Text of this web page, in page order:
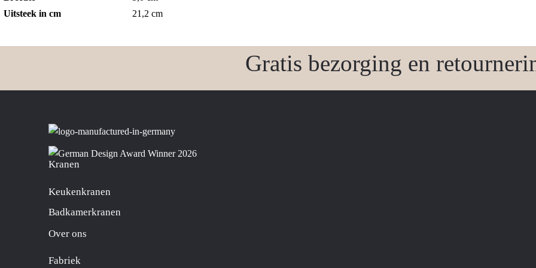
Uitsteek in cm
21,2 cm
Gratis bezorging en
Kranen
Keukenkranen
Badkamerkranen
Over ons
Fabriek